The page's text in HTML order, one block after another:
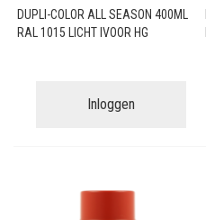
DUPLI-COLOR ALL SEASON 400ML
RAL 1015 LICHT IVOOR HG
Inloggen